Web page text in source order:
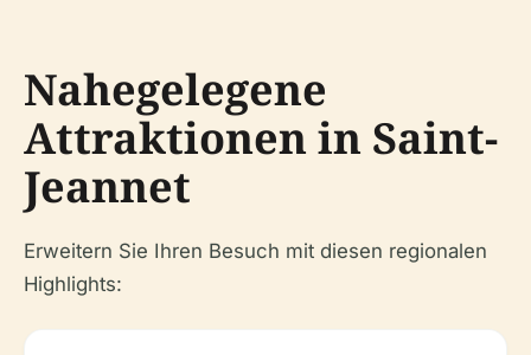
Nahegelegene
Attraktionen in Saint-
Jeannet
Erweitern Sie Ihren Besuch mit diesen regionalen
Highlights: